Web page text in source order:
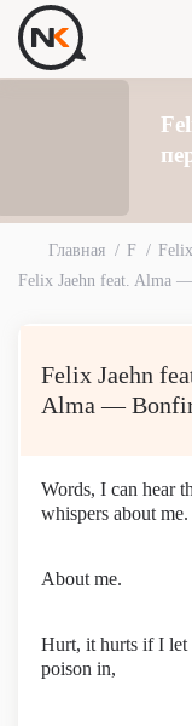
Главная F
Felix Jaehn feat. Alma
Felix Jaehn
Alma —
Words, I can hear
whispers about me.
About me.
Hurt, it hurts if I let
poison in,